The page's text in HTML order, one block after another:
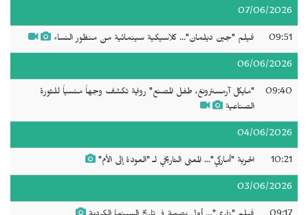
07/06/2026
09:51 فيلم "جين ديلمان"... كلاسيكية سينمائية من منظور النساء
06/06/2026
09:40
"مايكل آرمسترونغ، طفل المصنع" رواية تكشف وجهاً منسياً للثورة
الصناعية
04/06/2026
10:21 الحرية "أماركي"... المعنى التاريخي لـ "العودة إلى الأم"
03/06/2026